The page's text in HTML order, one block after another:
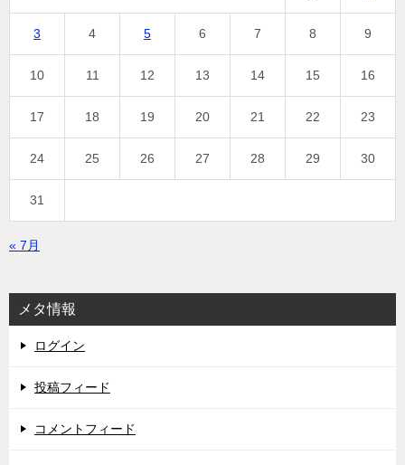
3 4 5 6 7 8 9
10 11 12 13 14 15 16
17 18 19 20 21 22 23
24 25 26 27 28 29 30
31
« 7月
メタ情報
ログイン
投稿フィード
コメントフィード